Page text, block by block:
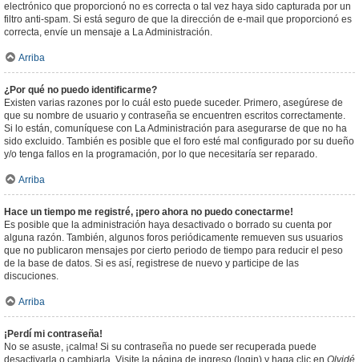
electrónico que proporcionó no es correcta o tal vez haya sido capturada por un
filtro anti-spam. Si está seguro de que la dirección de e-mail que proporcionó es
correcta, envíe un mensaje a La Administración.
Arriba
¿Por qué no puedo identificarme?
Existen varias razones por lo cuál esto puede suceder. Primero, asegúrese de
que su nombre de usuario y contraseña se encuentren escritos correctamente.
Si lo están, comuníquese con La Administración para asegurarse de que no ha
sido excluido. También es posible que el foro esté mal configurado por su dueño
y/o tenga fallos en la programación, por lo que necesitaría ser reparado.
Arriba
Hace un tiempo me registré, ¡pero ahora no puedo conectarme!
Es posible que la administración haya desactivado o borrado su cuenta por
alguna razón. También, algunos foros periódicamente remueven sus usuarios
que no publicaron mensajes por cierto periodo de tiempo para reducir el peso
de la base de datos. Si es así, registrese de nuevo y participe de las
discuciones.
Arriba
¡Perdí mi contraseña!
No se asuste, ¡calma! Si su contraseña no puede ser recuperada puede
desactivarla o cambiarla. Visite la página de ingreso (login) y haga clic en Olvidé